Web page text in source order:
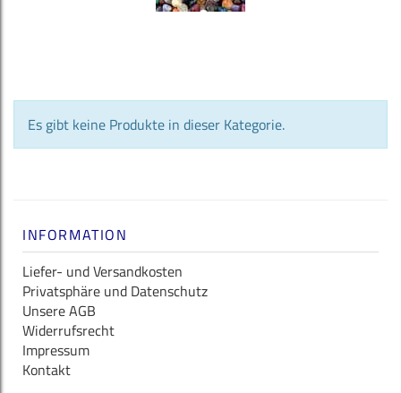
Es gibt keine Produkte in dieser Kategorie.
INFORMATION
Liefer- und Versandkosten
Privatsphäre und Datenschutz
Unsere AGB
Widerrufsrecht
Impressum
Kontakt